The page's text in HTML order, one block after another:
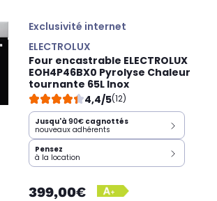
Exclusivité internet
ELECTROLUX
Four encastrable ELECTROLUX
EOH4P46BX0 Pyrolyse Chaleur
tournante 65L Inox
4,4/5(12)
Jusqu'à 90€ cagnottés
nouveaux adhérents
Pensez
à la location
399,00€